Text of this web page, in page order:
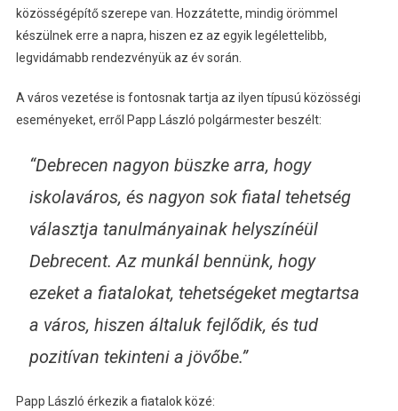
közösségépítő szerepe van. Hozzátette, mindig örömmel
készülnek erre a napra, hiszen ez az egyik legélettelibb,
legvidámabb rendezvényük az év során.
A város vezetése is fontosnak tartja az ilyen típusú közösségi
eseményeket, erről Papp László polgármester beszélt:
“Debrecen nagyon büszke arra, hogy
iskolaváros, és nagyon sok fiatal tehetség
választja tanulmányainak helyszínéül
Debrecent. Az munkál bennünk, hogy
ezeket a fiatalokat, tehetségeket megtartsa
a város, hiszen általuk fejlődik, és tud
pozitívan tekinteni a jövőbe.”
Papp László érkezik a fiatalok közé: